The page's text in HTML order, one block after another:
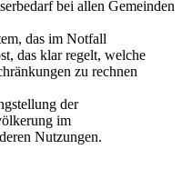
bei allen Gemeinden
das im Notfall
das klar regelt, welche
zu rechnen
der
im
Nutzungen.